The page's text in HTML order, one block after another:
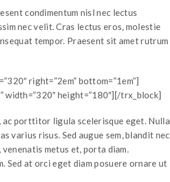
condimentum nisl nec lectus
nec velit. Cras lectus eros, molestie
tempor. Praesent sit amet rutrum
right=”2em” bottom=”1em”]
height=”180″][/trx_block]
ac porttitor ligula scelerisque eget. Nulla
varius risus. Sed augue sem, blandit nec
metus et, porta diam.
Sed at orci eget diam posuere ornare ut